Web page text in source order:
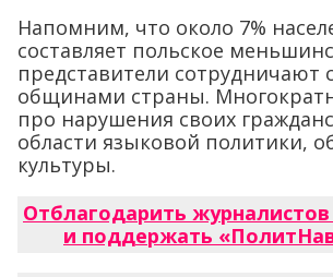
Напомним, что около 7%
составляет польское
представители сотрудничают
общинами страны.
про нарушения своих
области языковой политики,
культуры.
Отблагодарить
и поддержать